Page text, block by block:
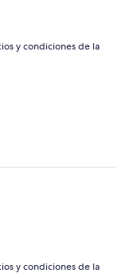
y condiciones de la
y condiciones de la